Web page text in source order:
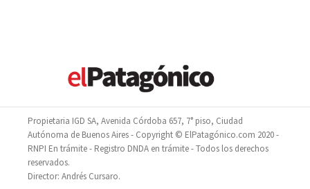
Propietaria IGD SA, Avenida Córdoba 657, 7° piso, Ciudad
Autónoma de Buenos Aires - Copyright © ElPatagónico.com 2020 -
RNPI En trámite - Registro DNDA en trámite - Todos los derechos
reservados.
Director: Andrés Cursaro.